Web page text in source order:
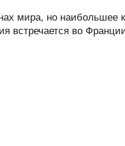
мира, но наибольшее
во